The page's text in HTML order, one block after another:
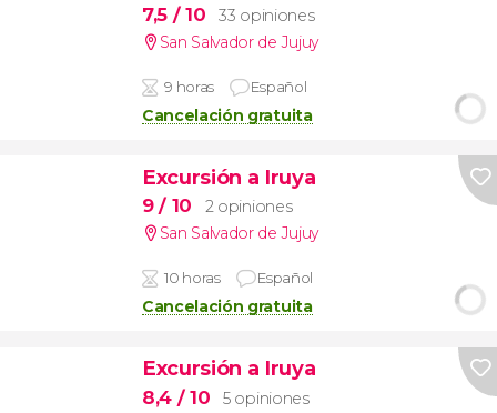
7,5 / 10
33 opiniones
San Salvador de Jujuy
9 horas Español
Cancelación gratuita
Excursión a Iruya
9/ 10
2 opiniones
San Salvador de Jujuy
10 horas Español
Cancelación gratuita
Excursión a Iruya
8,4 / 10
5 opiniones